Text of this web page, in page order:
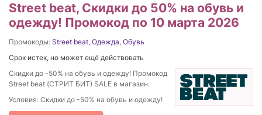
Street beat, Скидки до 50% на обувь и
одежду! Промокод по 10 марта 2026
Промокоды: Street beat, Одежда, Обувь
Срок истек, но может ещё действовать
Скидки до -50% на обувь и одежду! Промокод
Street beat (СТРИТ БИТ) SALE в магазин.
Условия: Скидки до -50% на обувь и одежду!